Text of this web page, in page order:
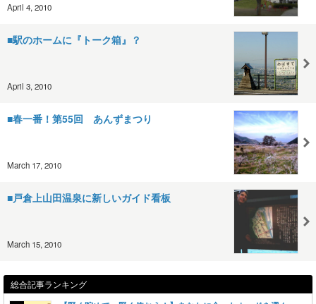
April 4, 2010
■駅のホームに『トーク箱』？
April 3, 2010
■春一番！第55回 あんずまつり
March 17, 2010
■戸倉上山田温泉に新しいガイド看板
March 15, 2010
総合記事ランキング